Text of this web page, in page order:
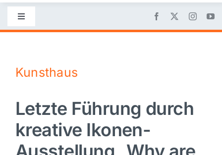
Toggle
Navigation
Nachrichten
Politik
Wirtschaft
Kunsthaus
Letzte Führung durch
kreative Ikonen-